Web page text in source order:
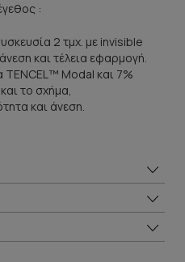
:
2 τμχ. με invisible
και τέλεια εφαρμογή.
TENCEL™ Modal και 7%
το σχήμα,
και άνεση.